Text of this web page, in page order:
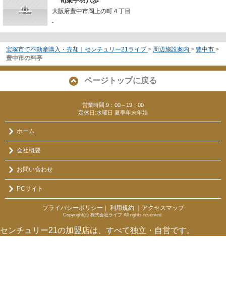
大阪府豊中市岡上の町４丁目
-
宝塚市で不動産購入・売却｜センチュリー21ライブ > 周辺施設案内 > 豊中市 >
豊中市の料亭
ページトップに戻る
営業時間:9：00～19：00
定休日:水曜日 夏季年末年始
ホーム
会社概要
お問い合わせ
PCサイト
プライバシーポリシー ｜ 利用規約 ｜アクセスマップ
Copyright(c) 株式会社ライブ All rights reserved.
センチュリー21の加盟店は、すべて独立・自営です。